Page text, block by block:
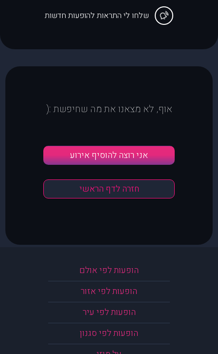
שלחו לי התראות להופעות חדשות
אוף, לא מצאנו את מה שחיפשת :(
אני רוצה להוסיף אירוע
חזרה לדף הראשי
הופעות לפי אולם
הופעות לפי אזור
הופעות לפי עיר
הופעות לפי סגנון